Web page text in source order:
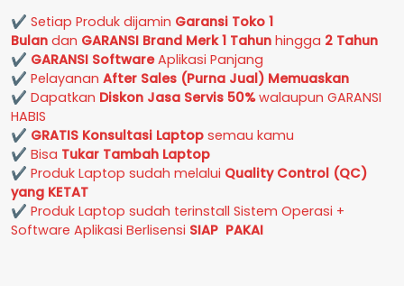
✔ Setiap Produk dijamin Garansi Toko 1
Bulan dan GARANSI Brand Merk 1 Tahun hingga 2 Tahun
✔ GARANSI SoftwareAplikasi Panjang
✔ Pelayanan After Sales (Purna Jual) Memuaskan
✔ Dapatkan Diskon Jasa Servis 50%walaupun GARANSI
HABIS
✔ GRATIS Konsultasi Laptop semau kamu
✔ Bisa Tukar Tambah Laptop
✔ Produk Laptop sudah melalui Quality Control (QC)
yang KETAT
✔ Produk Laptop sudah terinstall Sistem Operasi +
Software Aplikasi Berlisensi SIAP PAKAI